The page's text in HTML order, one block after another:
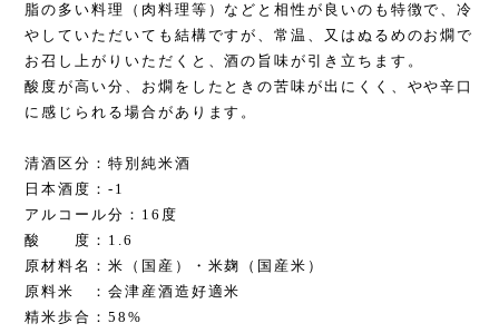
脂の多い料理（肉料理等）などと相性が良いのも特徴で、冷
やしていただいても結構ですが、常温、又はぬるめのお燗で
お召し上がりいただくと、酒の旨味が引き立ちます。
酸度が高い分、お燗をしたときの苦味が出にくく、やや辛口
に感じられる場合があります。
清酒区分：特別純米酒
日本酒度：-1
アルコール分：16度
酸 度：1.6
原材料名：米（国産）・米麹（国産米）
原料米 ：会津産酒造好適米
精米歩合：58%